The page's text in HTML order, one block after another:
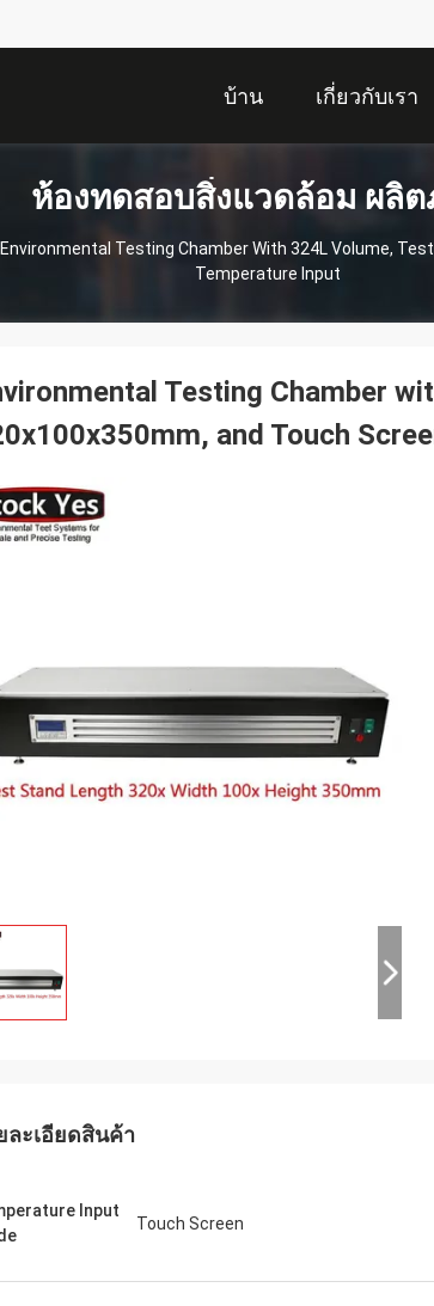
บ้าน เกี่ยวกับเรา
ห้องทดสอบสิ่งแวดล้อม ผลิ
Environmental Testing Chamber With 324L Volume,
Temperature Input
Testing Chamber
and Touch
ละเอียดสินค้า
Input
Touch Screen